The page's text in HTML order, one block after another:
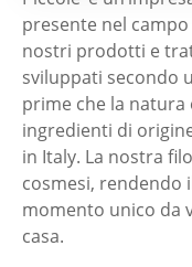
presente nel
nostri prodotti e
sviluppati secondo
prime che la natura
ingredienti di
in Italy. La nostra
cosmesi, rendendo
momento unico da
casa.